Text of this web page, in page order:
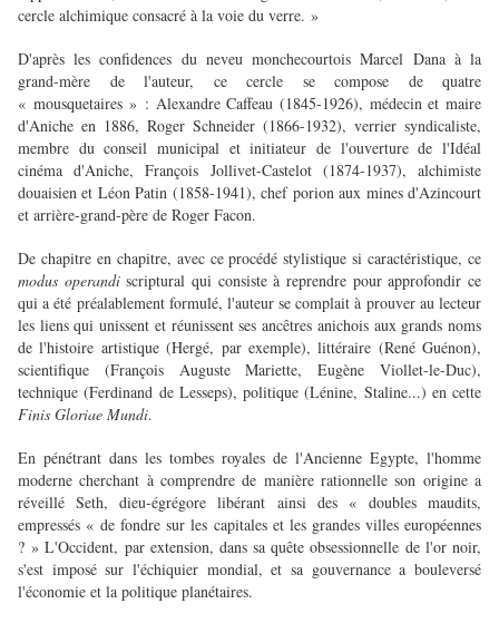
cercle alchimique consacré à la voie du verre. »
D'après les confidences du neveu monchecourtois Marcel Dana à la
grand-mère de l'auteur, ce cercle se compose de quatre
« mousquetaires » : Alexandre Caffeau (1845-1926), médecin et maire
d'Aniche en 1886, Roger Schneider (1866-1932), verrier syndicaliste,
membre du conseil municipal et initiateur de l'ouverture de l'Idéal
cinéma d'Aniche, François Jollivet-Castelot (1874-1937), alchimiste
douaisien et Léon Patin (1858-1941), chef porion aux mines d'Azincourt
et arrière-grand-père de Roger Facon.
De chapitre en chapitre, avec ce procédé stylistique si caractéristique, ce
modus operandiscriptural qui consiste à reprendre pour approfondir ce
qui a été préalablement formulé, l'auteur se complait à prouver au lecteur
les liens qui unissent et réunissent ses ancêtres anichois aux grands noms
de l'histoire artistique (Hergé, par exemple), littéraire (René Guénon),
scientifique (François Auguste Mariette, Eugène Viollet-le-Duc),
technique (Ferdinand de Lesseps), politique (Lénine, Staline...) en cette
Finis Gloriae Mundi.
En pénétrant dans les tombes royales de l'Ancienne Egypte, l'homme
moderne cherchant à comprendre de manière rationnelle son origine a
réveillé Seth, dieu-égrégore libérant ainsi des « doubles maudits,
empressés « de fondre sur les capitales et les grandes villes européennes
? » L'Occident, par extension, dans sa quête obsessionnelle de l'or noir,
s'est imposé sur l'échiquier mondial, et sa gouvernance a bouleversé
l'économie et la politique planétaires.